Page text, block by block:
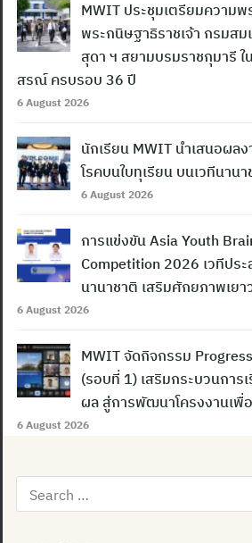
MWIT ประชุมเตรียมความพ
พระกนิษฐาธิราชเจ้า กรมส
สุดา ฯ สยามบรมราชกุมารี
สรณ์ ครบรอบ 36 ปี
6 August 2026
นักเรียน MWIT นำเสนอผล
โรคบนใบทุเรียน บนเวทีนาน
6 August 2026
การแข่งขัน Asia Youth
Competition 2026 เวทีปร
นานาชาติ เสริมศักยภาพเย
6 August 2026
MWIT จัดกิจกรรม
(รอบที่ 1) เสริมกระบวนการ
ผล สู่การพัฒนาโครงงานเพื่
6 August 2026
Search
for: